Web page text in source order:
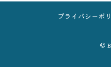
プライバシーポ
©